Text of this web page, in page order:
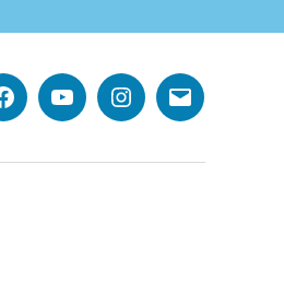
FacebookYouTubeInstagram
E-